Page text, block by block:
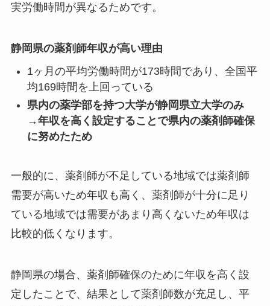
実労働時間が異なるためです。
静岡県の薬剤師年収が高い理由
1ヶ月の平均労働時間が173時間であり、全国平
均169時間を上回っている
県内の薬学部を持つ大学が静岡県立大学のみ
→年収を高く設定することで県内の薬剤師確保
に努めたため
一般的に、薬剤師が不足している地域では薬剤師
需要が高いため年収も高く、薬剤師が十分に足り
ている地域では需要があまり高くないため年収は
比較的低くなります。
静岡県の場合、薬剤師確保のために年収を高く設
定したことで、結果として薬剤師数が充足し、平